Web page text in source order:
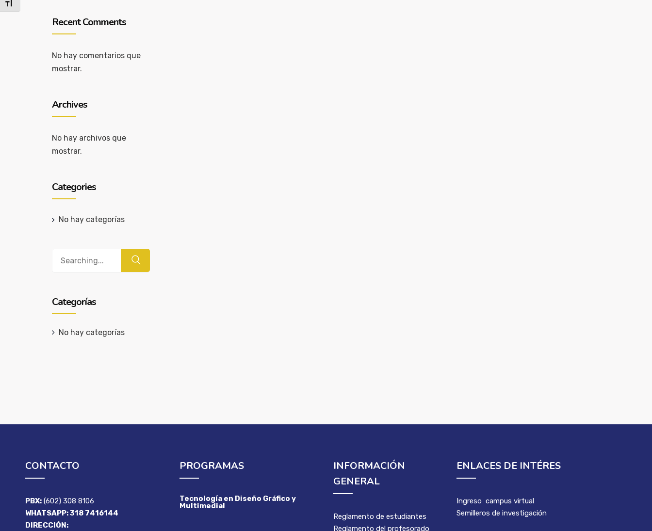
Alternar tamaño de letra
Recent Comments
No hay comentarios que
mostrar.
Archives
No hay archivos que
mostrar.
Categories
No hay categorías
Categorías
No hay categorías
CONTACTO
PBX: (602) 308 8106
WHATSAPP: 318 7416144
DIRECCIÓN:
PROGRAMAS
Tecnología en Diseño Gráfico y
Multimedial
INFORMACIÓN
GENERAL
Reglamento de estudiantes
Reglamento del profesorado
ENLACES DE INTÉRES
Ingreso campus virtual
Semilleros de investigación